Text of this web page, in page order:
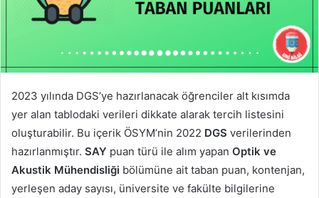
2023 yılında DGS’ye hazırlanacak öğrenciler alt kısımda
yer alan tablodaki verileri dikkate alarak tercih listesini
oluşturabilir. Bu içerik ÖSYM’nin 2022 DGS verilerinden
hazırlanmıştır. SAY puan türü ile alım yapan Optik ve
Akustik Mühendisliği bölümüne ait taban puan, kontenjan,
yerleşen aday sayısı, üniversite ve fakülte bilgilerine